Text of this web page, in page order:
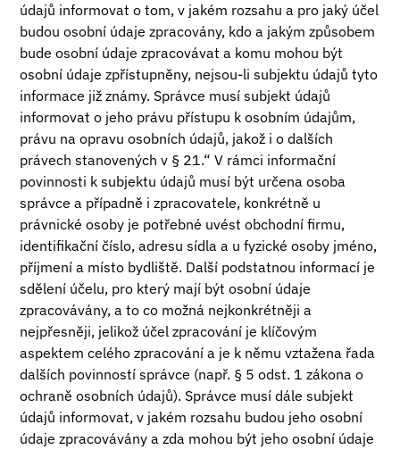
údajů informovat o tom, v jakém rozsahu a pro jaký účel
budou osobní údaje zpracovány, kdo a jakým způsobem
bude osobní údaje zpracovávat a komu mohou být
osobní údaje zpřístupněny, nejsou-li subjektu údajů tyto
informace již známy. Správce musí subjekt údajů
informovat o jeho právu přístupu k osobním údajům,
právu na opravu osobních údajů, jakož i o dalších
právech stanovených v § 21.“ V rámci informační
povinnosti k subjektu údajů musí být určena osoba
správce a případně i zpracovatele, konkrétně u
právnické osoby je potřebné uvést obchodní firmu,
identifikační číslo, adresu sídla a u fyzické osoby jméno,
příjmení a místo bydliště. Další podstatnou informací je
sdělení účelu, pro který mají být osobní údaje
zpracovávány, a to co možná nejkonkrétněji a
nejpřesněji, jelikož účel zpracování je klíčovým
aspektem celého zpracování a je k němu vztažena řada
dalších povinností správce (např. § 5 odst. 1 zákona o
ochraně osobních údajů). Správce musí dále subjekt
údajů informovat, v jakém rozsahu budou jeho osobní
údaje zpracovávány a zda mohou být jeho osobní údaje